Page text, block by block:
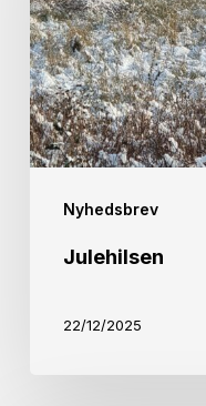
Nyhedsbrev
Julehilsen
22/12/2025